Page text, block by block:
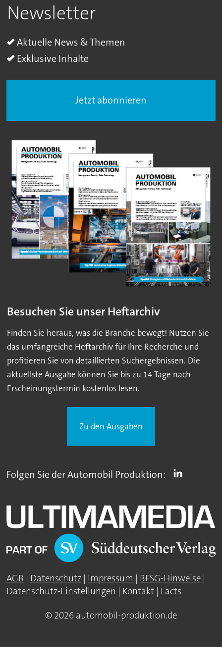
Newsletter
Aktuelle News & Themen
Exklusive Inhalte
Jetzt abonnieren
Besuchen Sie unser Heftarchiv
Finden Sie heraus, was die Branche bewegt! Nutzen Sie
das umfangreiche Heftarchiv für Ihre Recherche und
profitieren Sie von detaillierten Suchergebnissen. Die
aktuellste Ausgabe können Sie bis zu 14 Tage nach
Erscheinungstermin kostenlos lesen.
Zu den Ausgaben
Folgen Sie der Automobil Produktion:
AGB | Datenschutz | Impressum | BFSG-Hinweise |
Datenschutz-Einstellungen | Kontakt | Facts
© 2026 automobil-produktion.de